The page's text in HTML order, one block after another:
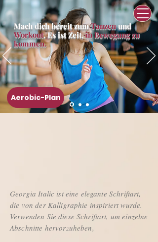
Mach dich bereit zumTanzenund
Workout. Es ist Zeit,in Bewegung zu
kommen.
Aerobic-Plan
Georgia Italic ist eine elegante Schriftart,
die von der Kalligraphie inspiriert wurde.
Verwenden Sie diese Schriftart, um einzelne
Abschnitte hervorzuheben,